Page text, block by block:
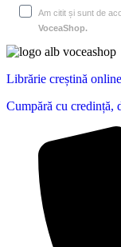
Am citit și sunt de
VoceaShop.
Librărie creștină
Cumpără cu credință,